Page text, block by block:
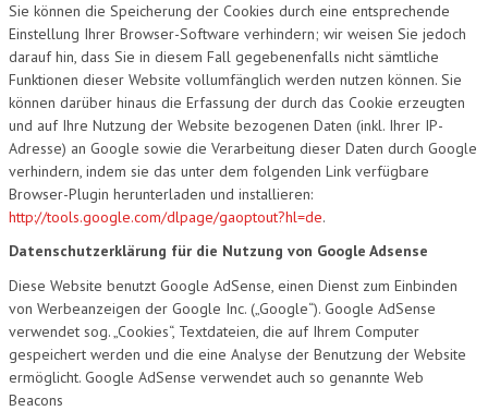
Sie können die Speicherung der Cookies durch eine entsprechende
Einstellung Ihrer Browser-Software verhindern; wir weisen Sie jedoch
darauf hin, dass Sie in diesem Fall gegebenenfalls nicht sämtliche
Funktionen dieser Website vollumfänglich werden nutzen können. Sie
können darüber hinaus die Erfassung der durch das Cookie erzeugten
und auf Ihre Nutzung der Website bezogenen Daten (inkl. Ihrer IP-
Adresse) an Google sowie die Verarbeitung dieser Daten durch Google
verhindern, indem sie das unter dem folgenden Link verfügbare
Browser-Plugin herunterladen und installieren:
http://tools.google.com/dlpage/gaoptout?hl=de.
Datenschutzerklärung für die Nutzung von Google Adsense
Diese Website benutzt Google AdSense, einen Dienst zum Einbinden
von Werbeanzeigen der Google Inc. („Google“). Google AdSense
verwendet sog. „Cookies“, Textdateien, die auf Ihrem Computer
gespeichert werden und die eine Analyse der Benutzung der Website
ermöglicht. Google AdSense verwendet auch so genannte Web
Beacons